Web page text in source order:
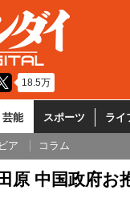
18.5万
芸能 スポーツ ライ
ア コラム
原 中国政府お